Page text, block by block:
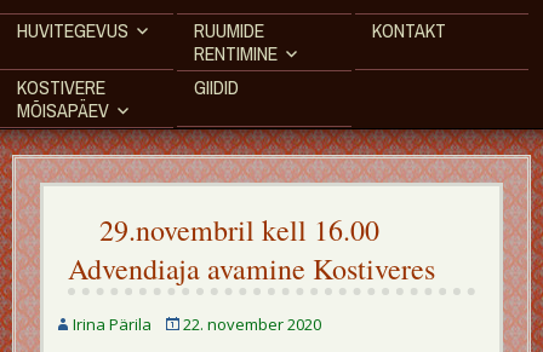
HUVITEGEVUS
RUUMIDE
RENTIMINE
KONTAKT
KOSTIVERE
MÕISAPÄEV
GIIDID
29.novembril kell 16.00
Advendiaja avamine Kostiveres
Irina Pärila 22. november 2020